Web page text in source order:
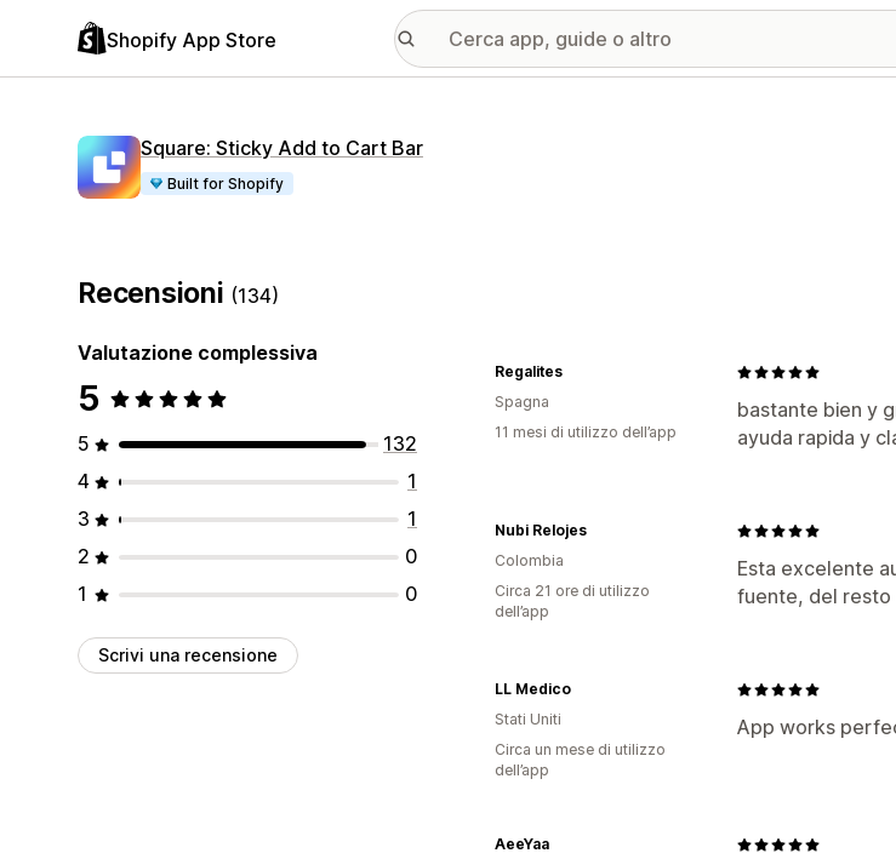
Shopify App Store
Square: Sticky Add to Cart Bar
Built for Shopify
Recensioni (134)
Valutazione complessiva
5
5
132
4
1
3
1
2
0
1
0
Scrivi una recensione
bastante bien y
ayuda rapida y
Regalites
Spagna
11 mesi di utilizzo dell’app
Esta excelente
fuente, del resto
Nubi Relojes
Colombia
Circa 21 ore di utilizzo
dell’app
App works
LL Medico
Stati Uniti
Circa un mese di utilizzo
dell’app
AeeYaa